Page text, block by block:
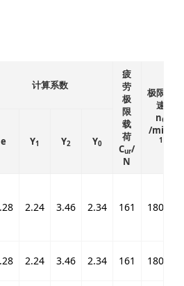
计算系数
疲
劳
极
限
载
荷
Cur/
N
极限转
速
nG
/min
1
e Y1 Y2 Y0
2.24 3.46 2.34 161 18000
2.24 3.46 2.34 161 18000